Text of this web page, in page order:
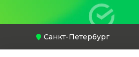
Санкт-Петербург